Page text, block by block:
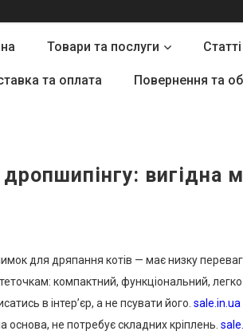
Товари та послуги Статті
та оплата Повернення та
вигідна
для дряпання котів — має низку
компактний, функціональний, легко
в інтер’єр, а не псувати його. sale.in.ua
не потребує складних кріплень.